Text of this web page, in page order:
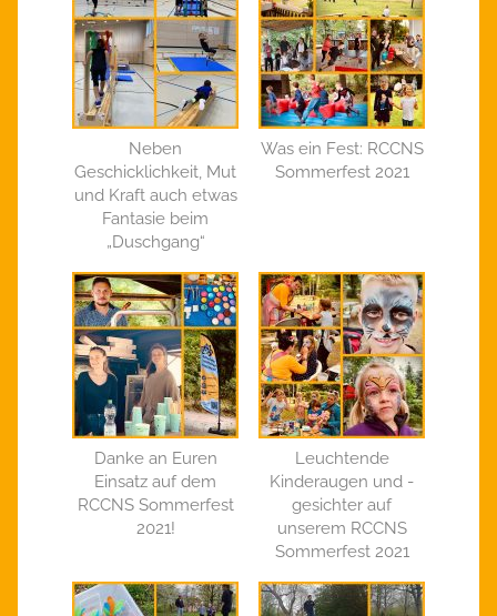
Neben
Geschicklichkeit, Mut
und Kraft auch etwas
Fantasie beim
„Duschgang“
Was ein Fest: RCCNS
Sommerfest 2021
Danke an Euren
Einsatz auf dem
RCCNS Sommerfest
2021!
Leuchtende
Kinderaugen und -
gesichter auf
unserem RCCNS
Sommerfest 2021